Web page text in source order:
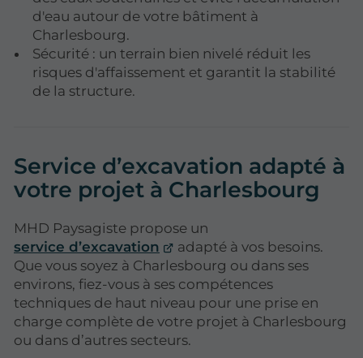
d'eau autour de votre bâtiment à
Charlesbourg.
Sécurité : un terrain bien nivelé réduit les
risques d'affaissement et garantit la stabilité
de la structure.
Service d’excavation adapté à
votre projet à Charlesbourg
MHD Paysagiste propose un
service d’excavation
adapté à vos besoins.
Que vous soyez à Charlesbourg ou dans ses
environs, fiez-vous à ses compétences
techniques de haut niveau pour une prise en
charge complète de votre projet à Charlesbourg
ou dans d’autres secteurs.